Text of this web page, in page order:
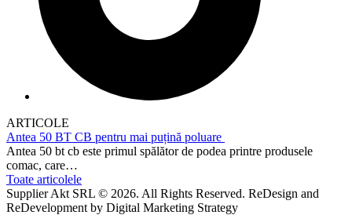
ARTICOLE
Antea 50 BT CB pentru mai puțină poluare
Antea 50 bt cb este primul spălător de podea printre produsele
comac, care…
Toate articolele
Supplier Akt SRL © 2026. All Rights Reserved. ReDesign and
ReDevelopment by Digital Marketing Strategy